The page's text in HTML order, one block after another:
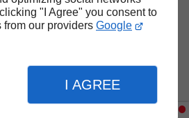
"I Agree" you consent to
our providers Google
I AGREE